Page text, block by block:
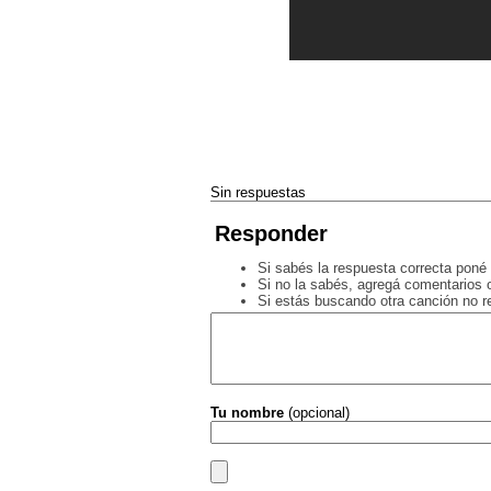
Sin respuestas
Responder
Si sabés la respuesta correcta
Si no la sabés, agregá comentarios
Si estás buscando otra canción no
Tu nombre (opcional)